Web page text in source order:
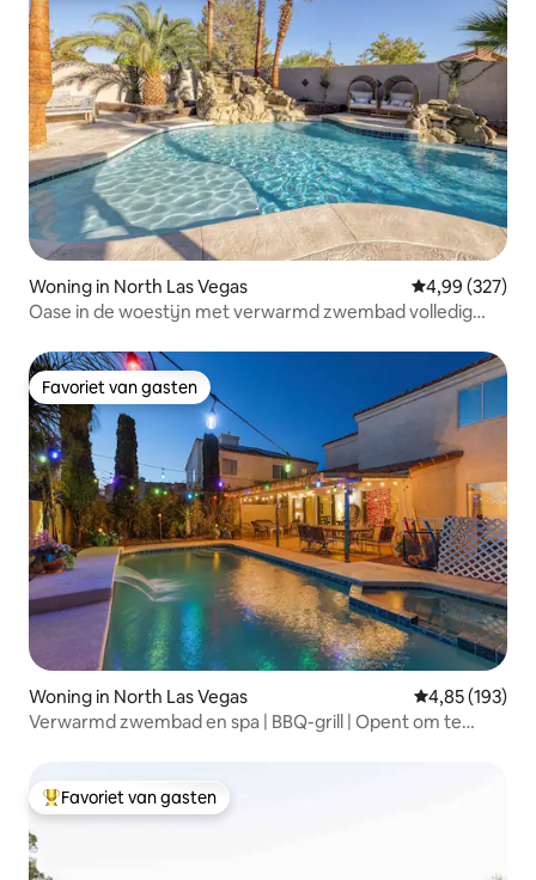
Woning in North Las Vegas Gemiddelde
4,99 (327)
Oase in de woestijn met verwarmd zwembad volledig
Favoriet van gasten
Favoriet van gasten
Woning in North Las Vegas Gemiddelde
4,85 (193)
Verwarmd zwembad en spa | BBQ-grill | Opent om te
Topfavoriet van gasten
Favoriet van gasten